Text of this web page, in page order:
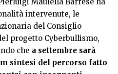
intervenute, le
del Consiglio
progetto Cyberbullismo,
che a settembre sarà
sintesi del percorso fatto